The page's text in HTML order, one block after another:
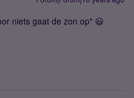
niets gaat de zon op" 😃